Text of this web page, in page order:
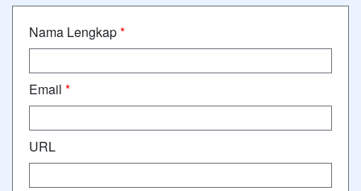
Nama Lengkap*
Email *
URL